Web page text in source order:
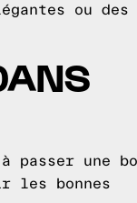
ou des
passer une
les bonnes